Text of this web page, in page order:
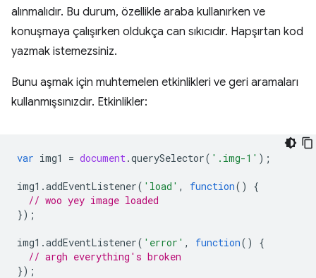
alınmalıdır. Bu durum, özellikle araba kullanırken ve
konuşmaya çalışırken oldukça can sıkıcıdır. Hapşırtan kod
yazmak istemezsiniz.
Bunu aşmak için muhtemelen etkinlikleri ve geri aramaları
kullanmışsınızdır. Etkinlikler:
var img1 = document.querySelector( '.img-1' );
img1 .addEventListener( 'load' , function()
{
// woo yey image loaded
});
img1 .addEventListener( 'error' , function()
{
// argh everything's broken
});